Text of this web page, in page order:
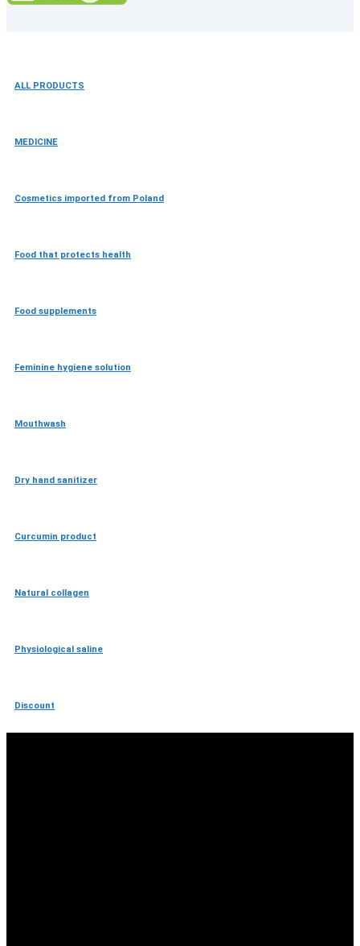
ALL PRODUCTS
MEDICINE
Cosmetics imported from Poland
Food that protects health
Food supplements
Feminine hygiene solution
Mouthwash
Dry hand sanitizer
Curcumin product
Natural collagen
Physiological saline
Discount